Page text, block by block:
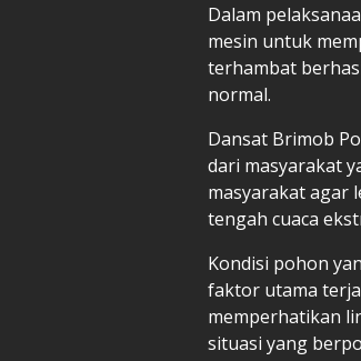
Dalam
mesin untuk
terhambat
normal.
Dansat Brimob
dari masyarakat
masyarakat agar
tengah cuaca
Kondisi pohon
faktor utama
memperhatikan
situasi yang